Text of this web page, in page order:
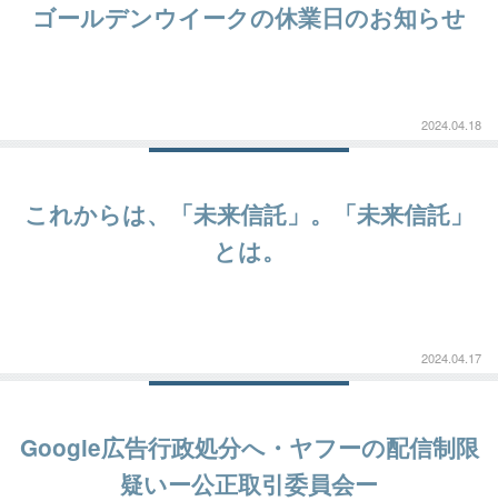
ゴールデンウイークの休業日のお知らせ
2024.04.18
これからは、「未来信託」。「未来信託」
とは。
2024.04.17
Google広告行政処分へ・ヤフーの配信制限
疑いー公正取引委員会ー